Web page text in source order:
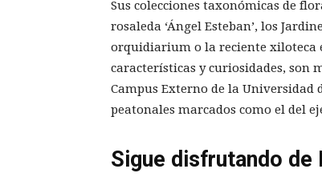
Sus colecciones taxonómicas de
rosaleda ‘Ángel Esteban’, los
orquidiarium o la reciente xiloteca
características y curiosidades, son
Campus Externo de la
peatonales marcados como el del
Sigue disfrutando de